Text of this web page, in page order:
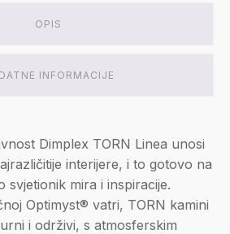
OPIS
INFORMACIJE
Dimplex TORN Linea unosi
interijere, i to gotovo na
svjetionik mira i inspiracije.
Optimyst® vatri, TORN kamini
i održivi, ​​s atmosferskim